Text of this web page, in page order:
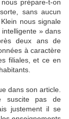
prépare-t-on
sans aucun
nous signale
intelligente » dans
deux ans de
à caractère
filiales, et ce en
dans son article.
suscite pas de
justement il se